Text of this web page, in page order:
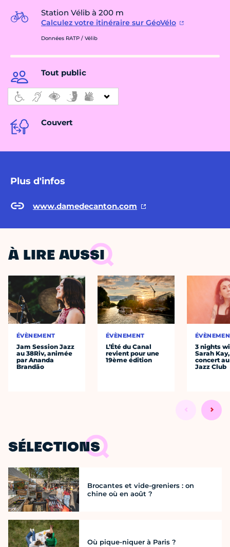
Station Vélib à 200 m
Calculez votre itinéraire sur GéoVélo
Données RATP / Vélib
Tout public
Couvert
Plus d'infos
www.damedecanton.com
À LIRE AUSSI
ÉVÈNEMENT
Jam Session Jazz
au 38Riv, animée
par Ananda
Brandão
ÉVÈNEMENT
L’Été du Canal
revient pour une
19ème édition
3 nights
Sarah
concert
Jazz Club
SÉLECTIONS
Brocantes et vide-greniers : on
chine où en août ?
Où pique-niquer à Paris ?